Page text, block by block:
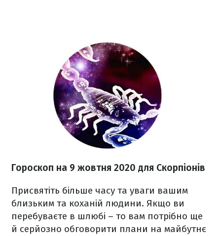
Гороскоп на 9 жовтня 2020 для Скорпіонів
Присвятіть більше часу та уваги вашим
близьким та коханій людини. Якщо ви
перебуваєте в шлюбі – то вам потрібно ще
й серйозно обговорити плани на майбутнє